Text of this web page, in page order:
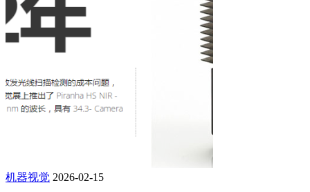
机器视觉 2026-02-15